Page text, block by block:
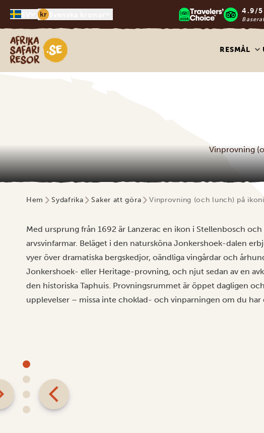
kr 4.9/5
Safari-resor i Afrika
RESMÅL
Vinprovning
Hem Sydafrika Saker att göra Vinprovning (och lunch) på
Med ursprung från 1692 är Lanzerac en ikon i Stellenbosch och
arvsvinfarmar. Beläget i den natursköna Jonkershoek-dalen
vyer över dramatiska bergskedjor, oändliga vingårdar och
Jonkershoek- eller Heritage-provning, och njut sedan av en
den historiska Taphuis. Provningsrummet är öppet dagligen
upplevelser – missa inte choklad- och vinparningen om du har